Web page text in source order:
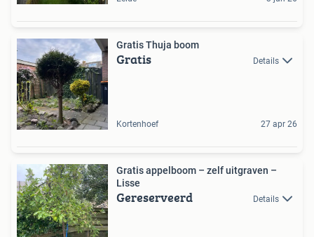
Gratis Thuja boom
Gratis Details
Kortenhoef 27 apr 26
Gratis appelboom – zelf uitgraven –
Lisse
Gereserveerd Details